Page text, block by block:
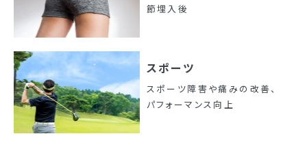
節埋入後
スポーツ
スポーツ障害や痛みの改善、
パフォーマンス向上